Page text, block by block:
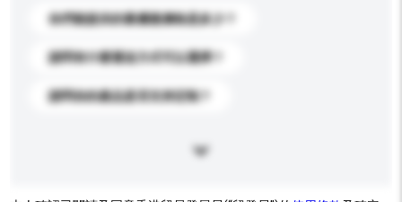
你們能提供的最優惠價格是多少？
請問有什麼運送方式可以選擇？
請問你的產品是否支持定制？